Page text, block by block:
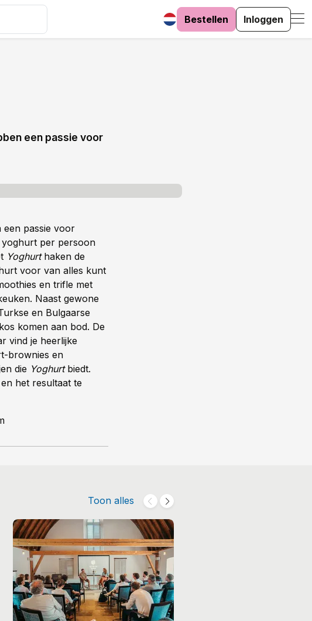
Bestellen Inloggen
een passie voor
een passie voor
per persoon
Yoghurthaken de
voor van alles kunt
en trifle met
Naast gewone
en Bulgaarse
komen aan bod. De
vind je heerlijke
brownies en
die Yoghurtbiedt.
het resultaat te
Toon alles